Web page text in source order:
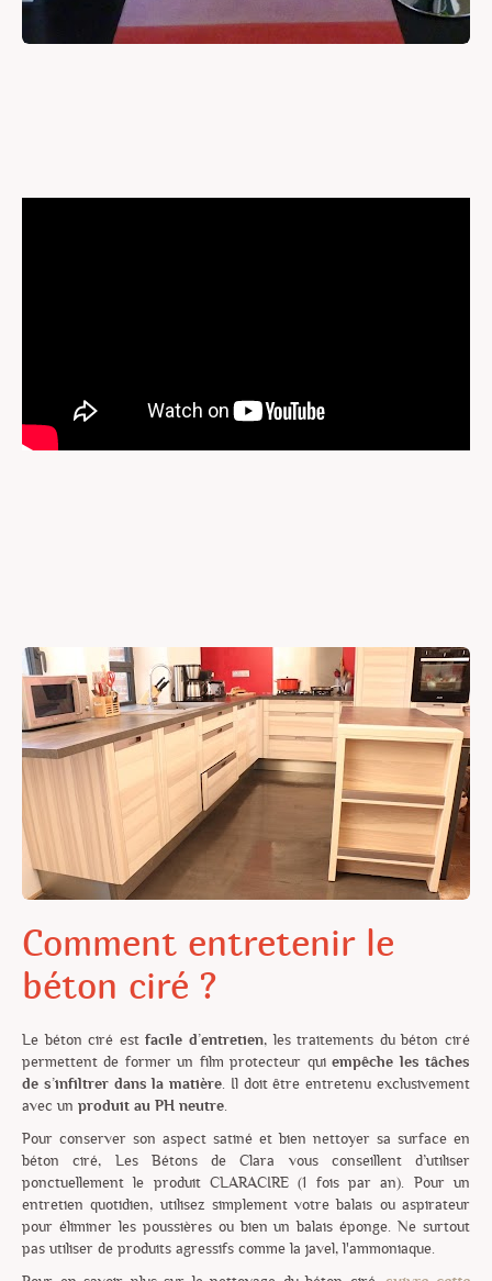
Comment entretenir le
béton ciré ?
Le béton ciré estfacile d’entretien, les traitements du béton ciré
permettent de former un film protecteur quiempêche les tâches
de s’infiltrer dans la matière. Il doit être entretenu exclusivement
avec un produit au PH neutre.
Pour conserver son aspect satiné et bien nettoyer sa surface en
béton ciré, Les Bétons de Clara vous conseillent d’utiliser
ponctuellement le produit CLARACIRE (1 fois par an). Pour un
entretien quotidien, utilisez simplement votre balais ou aspirateur
pour éliminer les poussières ou bien un balais éponge. Ne surtout
pas utiliser de produits agressifs comme la javel,l'ammoniaque.